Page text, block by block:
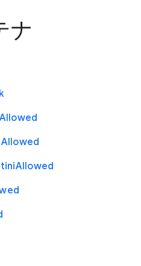
ナ
Allowed
Allowed
Allowed